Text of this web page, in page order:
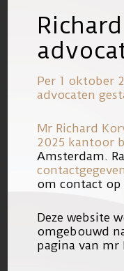
aan het
Op zijn
te worden
maken
nadat deze
Dit is
bezwaren
verzocht om
Per 1 oktober
advocaten
Mr Richard
2025 kantoor
Amsterdam.
om contact op
Deze website
omgebouwd
pagina van mr